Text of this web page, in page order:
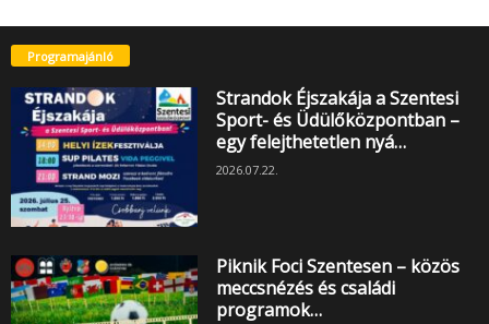
Programajánló
Strandok Éjszakája a Szentesi
Sport- és Üdülőközpontban –
egy felejthetetlen nyá…
2026.07.22.
Piknik Foci Szentesen – közös
meccsnézés és családi
programok…